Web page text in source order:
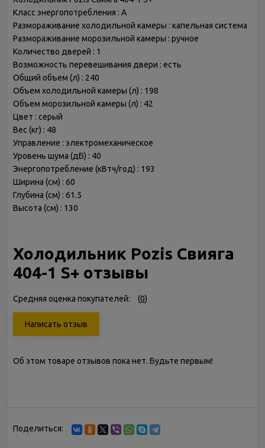
Класс энергопотребления : A
Размораживание холодильной камеры : капельная система
Размораживание морозильной камеры : ручное
Количество дверей : 1
Возможность перевешивания двери : есть
Общий объем (л) : 240
Объем холодильной камеры (л) : 198
Объем морозильной камеры (л) : 42
Цвет : серый
Вес (кг) : 48
Управление : электромеханическое
Уровень шума (дБ) : 40
Энергопотребление (кВтч/год) : 193
Ширина (см) : 60
Глубина (см) : 61.5
Высота (см) : 130
Холодильник Pozis Свияга
404-1 S+ отзывы
Средняя оценка покупателей: (0)
Написать отзыв
Об этом товаре отзывов пока нет. Будьте первым!
Поделиться: